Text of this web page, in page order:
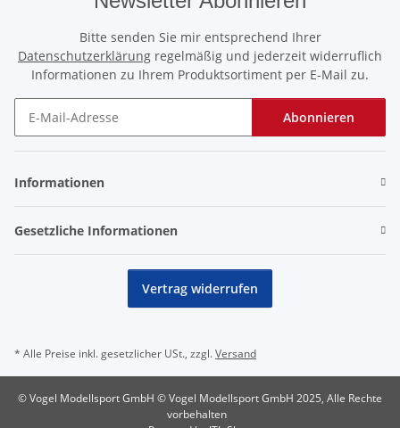
Bitte senden Sie mir entsprechend Ihrer
Datenschutzerklärung regelmäßig und jederzeit widerruflich
Informationen zu Ihrem Produktsortiment per E-Mail zu.
Abonnieren
Informationen
Gesetzliche Informationen
Vertrag widerrufen
* Alle Preise inkl. gesetzlicher USt., zzgl.Versand
© Vogel Modellsport GmbH © Vogel Modellsport GmbH 2025, Alle Rechte
vorbehalten